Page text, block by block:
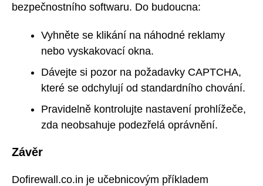
bezpečnostního softwaru. Do budoucna:
Vyhněte se klikání na náhodné reklamy
nebo vyskakovací okna.
Dávejte si pozor na požadavky CAPTCHA,
které se odchylují od standardního chování.
Pravidelně kontrolujte nastavení prohlížeče,
zda neobsahuje podezřelá oprávnění.
Závěr
Dofirewall.co.in je učebnicovým příkladem